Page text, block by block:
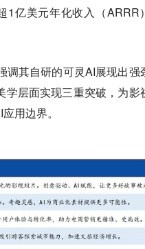
1亿美元年化收入（ARRR
调其自研的可灵AI展现出强
学层面实现三重突破，为影
用边界。